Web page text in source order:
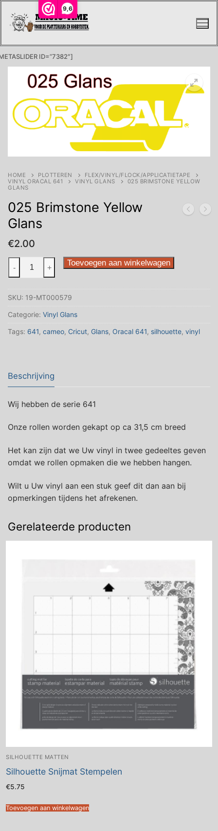
9,6
naar
ID=”7382″]
HOME PLOTTEREN
FLEX/VINYL/FLOCK/APPLICATIETAPE
VINYL ORACAL 641
VINYL GLANS
025 BRIMSTONE YELLOW
GLANS
025 Brimstone Yellow
Glans
€2.00
Brimstone
Glans
aantal
- + Toevoegen aan winkelwagen
SKU: 19-MT000579
Categorie: Vinyl Glans
Tags: 641, cameo, Cricut, Glans, Oracal 641, silhouette, vinyl
Beschrijving
Wij hebben de serie 641
Onze rollen worden gekapt op ca 31,5 cm breed
Het kan zijn dat we Uw vinyl in twee gedeeltes geven
omdat we rollen opmaken die we hebben hangen.
Wilt u Uw vinyl aan een stuk geef dit dan aan bij
opmerkingen tijdens het afrekenen.
Gerelateerde producten
SILHOUETTE MATTEN
Silhouette Snijmat Stempelen
€5.75
Toevoegen aan winkelwagen